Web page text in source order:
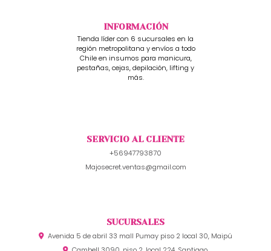
INFORMACIÓN
Tienda líder con 6 sucursales en la
región metropolitana y envíos a todo
Chile en insumos para manicura,
pestañas, cejas, depilación, lifting y
más.
SERVICIO AL CLIENTE
+56947793870
Majosecret.ventas@gmail.com
SUCURSALES
Avenida 5 de abril 33 mall Pumay piso 2 local 30, Maipú